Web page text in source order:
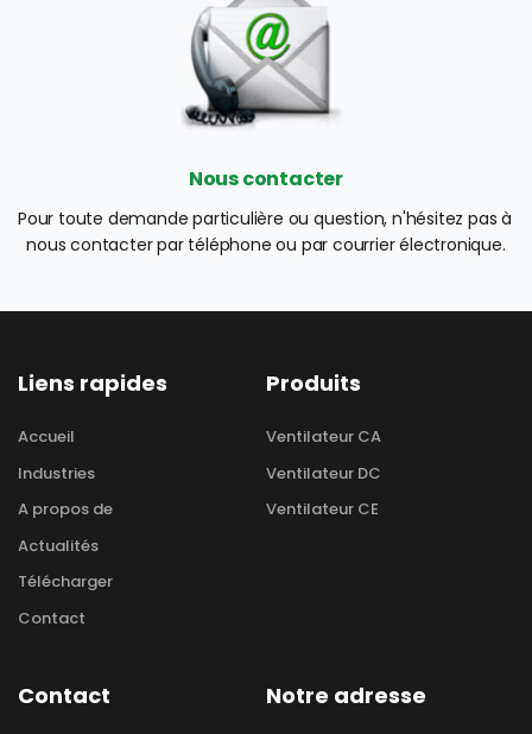
Nous contacter
Pour toute demande particulière ou question, n'hésitez pas à
nous contacter par téléphone ou par courrier électronique.
Liens rapides
Accueil
Industries
A propos de
Actualités
Télécharger
Contact
Produits
Ventilateur CA
Ventilateur DC
Ventilateur CE
Contact Notre adresse